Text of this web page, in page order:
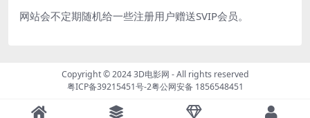
网站会不定期随机给一些注册用户赠送SVIP会员。
Copyright © 20243D电影网 - All rights reserved
粤ICP备39215451号-2粤公网安备 1856548451